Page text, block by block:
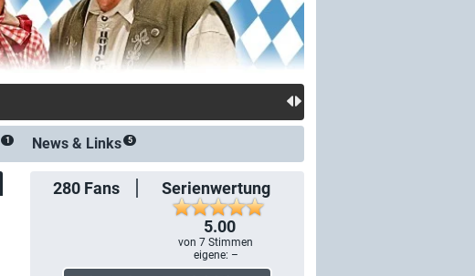
1 News & Links 5
280 Fans
Serienwertung
5.00
von7 Stimmen
eigene: –